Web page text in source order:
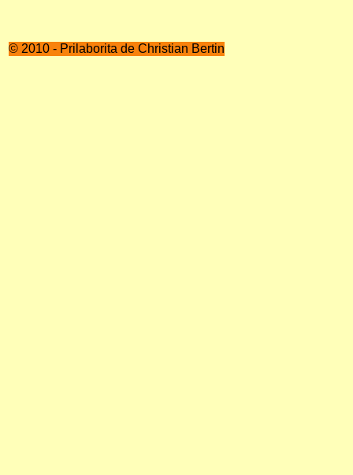
© 2010 - Prilaborita de Christian Bertin